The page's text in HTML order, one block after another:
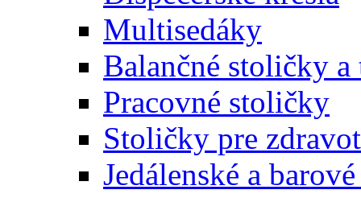
Multisedáky
Balančné stoličky a
Pracovné stoličky
Stoličky pre
Jedálenské a